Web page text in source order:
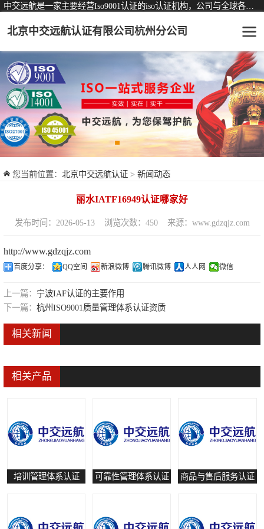
北京中交远航认证有限公司杭州分公司
您当前位置： 北京中交远航认证 > 新闻动态
丽水IATF16949认证哪家好
发布时间：2026-05-13 浏览次数：450 来源：www.gdzqjz.com
http://www.gdzqjz.com
百度分享： QQ空间 新浪微博 腾讯微博 人人网 微信
上一篇： 宁波IAF认证的主要作用
下一篇： 杭州ISO9001质量管理体系认证资质
相关新闻
相关产品
培训管理体系认证 可靠性管理体系认证 商品与售后服务认证
认证服务 可从事认证业务一览表
ISO9001质量管理体系认证
ISO14001环境管理体系认证
ISO45001职业健康安全管理体系认证
交通运输服务认证
ISO27001信息安全管理体系认证
培训管理体系认证